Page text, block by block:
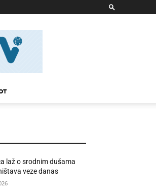
laž o srodnim dušama
veze danas